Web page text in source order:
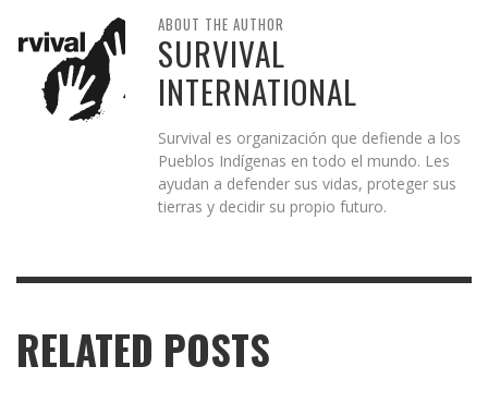
ABOUT THE AUTHOR
SURVIVAL
INTERNATIONAL
Survival es organización que defiende a los
Pueblos Indígenas en todo el mundo. Les
ayudan a defender sus vidas, proteger sus
tierras y decidir su propio futuro.
RELATED POSTS